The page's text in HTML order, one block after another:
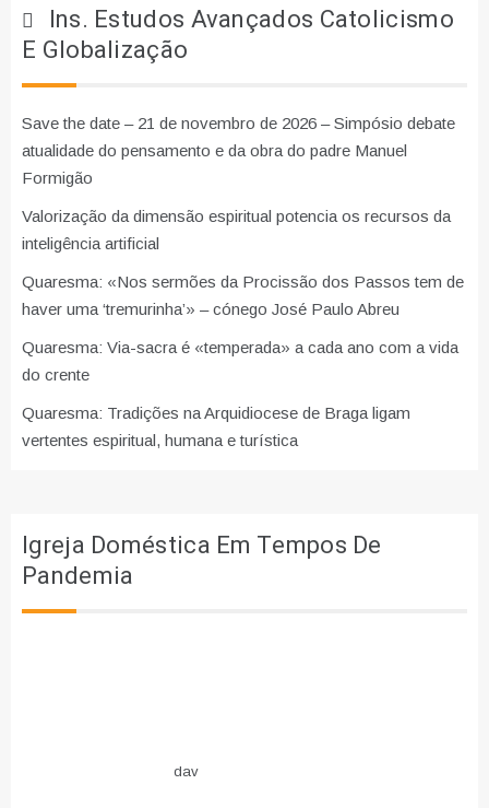
Ins. Estudos Avançados Catolicismo
E Globalização
Save the date – 21 de novembro de 2026 – Simpósio debate
atualidade do pensamento e da obra do padre Manuel
Formigão
Valorização da dimensão espiritual potencia os recursos da
inteligência artificial
Quaresma: «Nos sermões da Procissão dos Passos tem de
haver uma ‘tremurinha’» – cónego José Paulo Abreu
Quaresma: Via-sacra é «temperada» a cada ano com a vida
do crente
Quaresma: Tradições na Arquidiocese de Braga ligam
vertentes espiritual, humana e turística
Igreja Doméstica Em Tempos De
Pandemia
dav